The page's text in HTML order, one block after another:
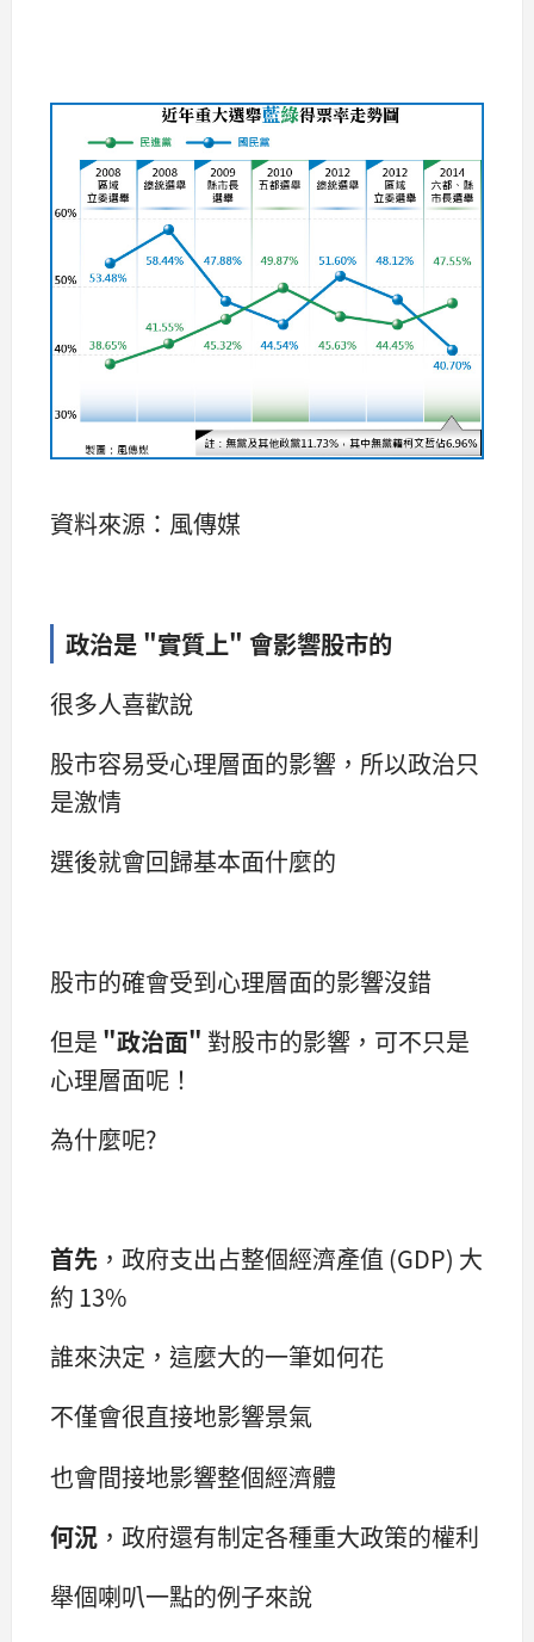
資料來源：風傳媒
政治是 "實質上" 會影響股市的
很多人喜歡說
股市容易受心理層面的影響，所以政治只
是激情
選後就會回歸基本面什麼的
股市的確會受到心理層面的影響沒錯
但是 "政治面" 對股市的影響，可不只是
心理層面呢！
為什麼呢?
首先 ，政府支出占整個經濟產值 (GDP) 大
約 13%
誰來決定，這麼大的一筆如何花
不僅會很直接地影響景氣
也會間接地影響整個經濟體
何況 ，政府還有制定各種重大政策的權利
舉個喇叭一點的例子來說